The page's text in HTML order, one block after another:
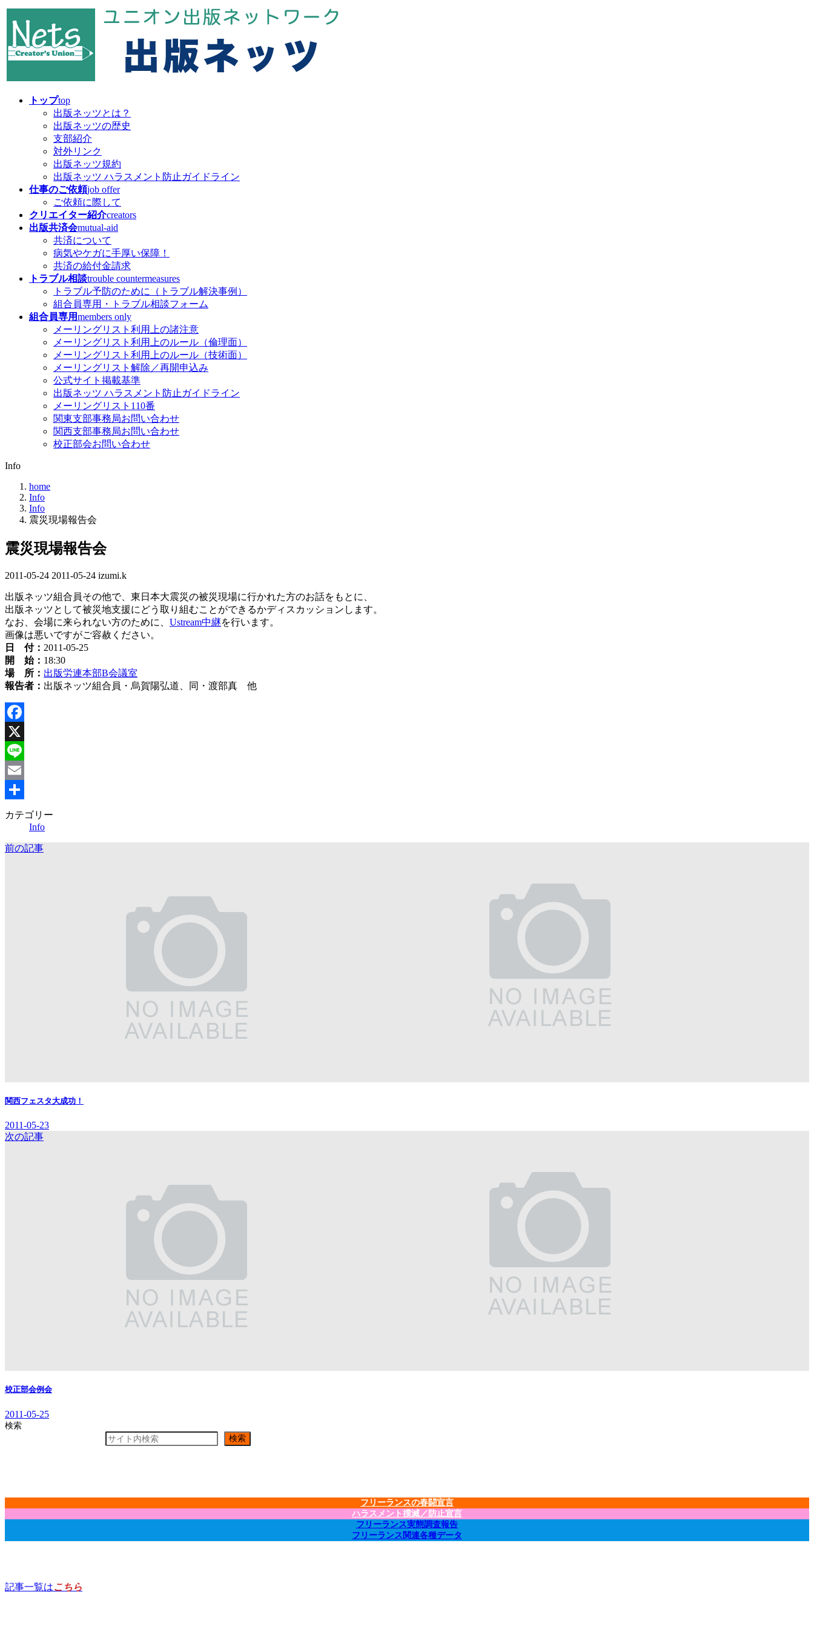
コ
ン
ン
ツ
ナ
ビ
ー
シ
トップtop
出版ネッツとは？
出版ネッツの歴史
支部紹介
対外リンク
出版ネッツ規約
出版ネッツ ハラスメント防止ガイドライン
仕事のご依頼job offer
ご依頼に際して
クリエイター紹介creators
出版共済会mutual-aid
共済について
病気やケガに手厚い保障！
共済の給付金請求
トラブル相談trouble countermeasures
トラブル予防のために（トラブル解決事例）
組合員専用・トラブル相談フォーム
組合員専用members only
メーリングリスト利用上の諸注意
メーリングリスト利用上のルール（倫理面）
メーリングリスト利用上のルール（技術面）
メーリングリスト解除／再開申込み
公式サイト掲載基準
出版ネッツ ハラスメント防止ガイドライン
メーリングリスト110番
関東支部事務局お問い合わせ
関西支部事務局お問い合わせ
校正部会お問い合わせ
Info
home
Info
Info
震災現場報告会
震災現場報告会
2011-05-24 最
更
新
日
時
:
2011-05-24 izumi.k
出版ネッツ組合員その他で、東日本大震災の被災現場に行かれた方のお話をもとに、
出版ネッツとして被災地支援にどう取り組むことができるかディスカッションします。
なお、会場に来られない方のために、 Ustream中継を行います。
画像は悪いですがご容赦ください。
日 付： 2011-05-25
開 始： 18:30
場 所： 出版労連本部B会議室
報告者： 出版ネッツ組合員・烏賀陽弘道、同・渡部真 他
Facebook
X
Line
Email
共
カテゴリー
Info
前の記事
関西フェスタ大成功！
2011-05-23
次の記事
校正部会例会
2011-05-25
検索
検索
フリーランスの春闘宣言
ハラスメント撲滅／防止宣言
フリーランス実態調査報告
フリーランス関連各種データ
記事一覧はこちら